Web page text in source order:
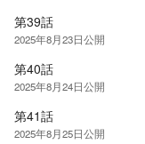
第39話
2025年8月23日公開
第40話
2025年8月24日公開
第41話
2025年8月25日公開